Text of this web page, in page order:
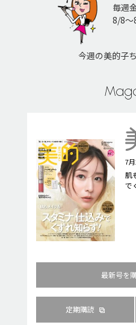
毎週
8/8〜
今週の美的子
7
肌
で
最新号を
定期購読